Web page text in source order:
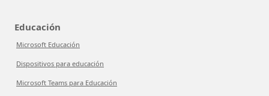
Educación
Microsoft Educación
Dispositivos para educación
Microsoft Teams para Educación